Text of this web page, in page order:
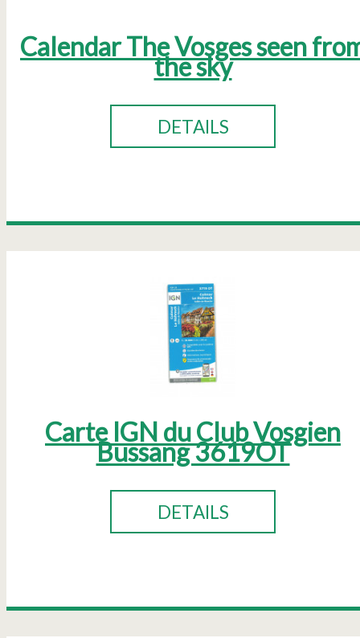
Calendar The Vosges seen
the sky
DETAILS
Carte IGN du Club Vosgien
Bussang 3619OT
DETAILS